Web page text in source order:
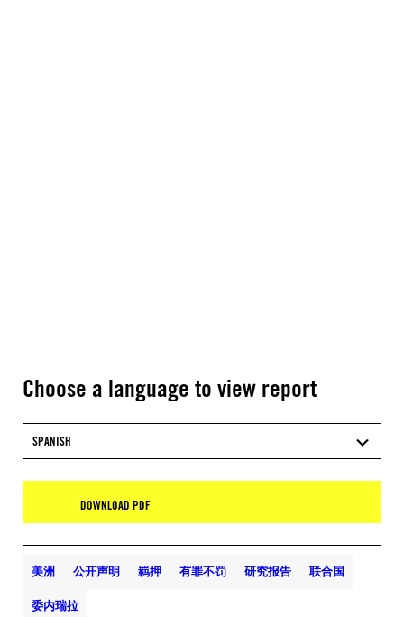
Choose a language to view report
SPANISH
DOWNLOAD PDF
美洲 公开声明 羁押 有罪不罚 研究报告 联合国
委内瑞拉